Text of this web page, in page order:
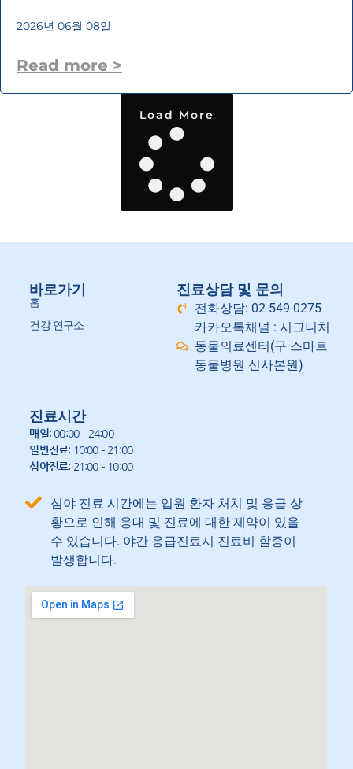
2026년 06월 08일
Read more >
Load More
바로가기
홈
건강 연구소
진료상담 및 문의
전화상담: 02-549-0275
카카오톡채널 : 시그니처
동물의료센터(구 스마트
동물병원 신사본원)
진료시간
매일: 00:00 – 24:00
일반진료: 10:00 – 21:00
심야진료: 21:00 – 10:00
심야 진료 시간에는 입원 환자 처치 및 응급 상
황으로 인해 응대 및 진료에 대한 제약이 있을
수 있습니다. 야간 응급진료시 진료비 할증이
발생합니다.